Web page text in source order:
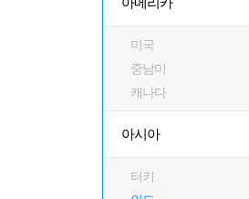
미국
중남미
캐나다
아시아
터키